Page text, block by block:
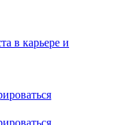
в карьере и